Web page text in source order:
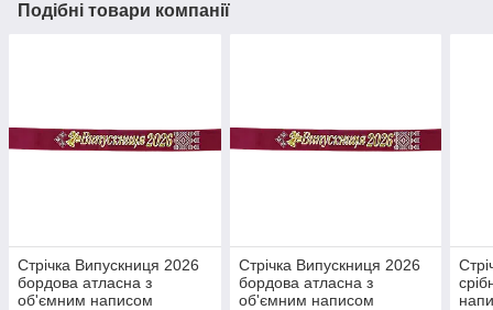
Подібні товари компанії
Стрічка Випускниця 2026
бордова атласна з
об'ємним написом
Стрічка Випускниця 2026
бордова атласна з
об'ємним написом